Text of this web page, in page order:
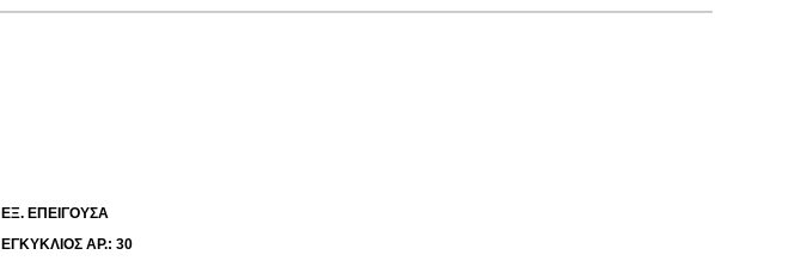
ΕΞ. ΕΠΕΙΓΟΥΣΑ
ΕΓΚΥΚΛΙΟΣ ΑΡ.: 30